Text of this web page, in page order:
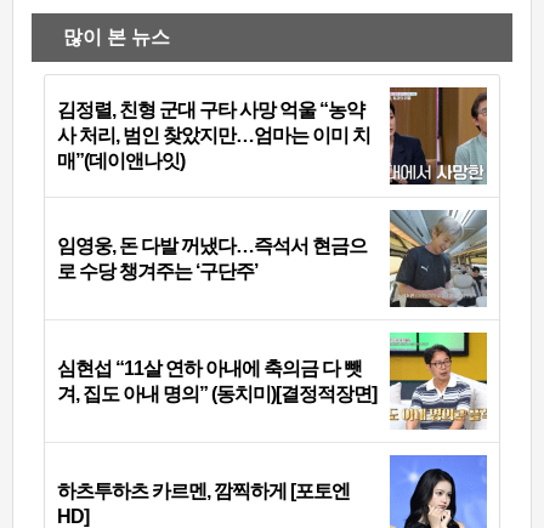
많이 본 뉴스
김정렬, 친형 군대 구타 사망 억울 “농약
사 처리, 범인 찾았지만…엄마는 이미 치
매”(데이앤나잇)
임영웅, 돈 다발 꺼냈다…즉석서 현금으
로 수당 챙겨주는 ‘구단주’
심현섭 “11살 연하 아내에 축의금 다 뺏
겨, 집도 아내 명의” (동치미)[결정적장면]
하츠투하츠 카르멘, 깜찍하게 [포토엔
HD]